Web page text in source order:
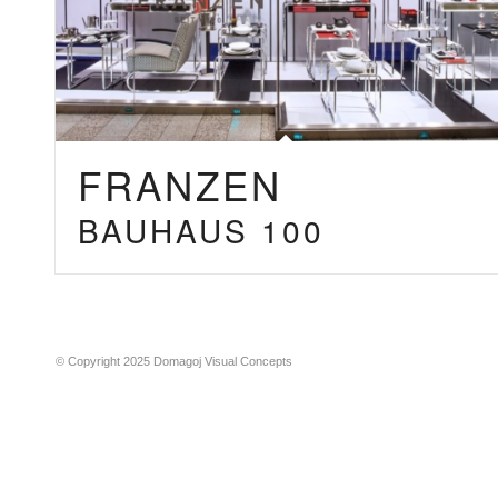
FRANZEN
BAUHAUS 100
© Copyright 2025 Domagoj Visual Concepts